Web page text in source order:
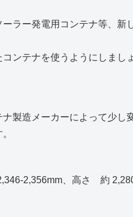
ラー発電用コンテナ等、新
ンテナを使うようにしまし
製造メーカーによって少し
2,356mm、高さ 約